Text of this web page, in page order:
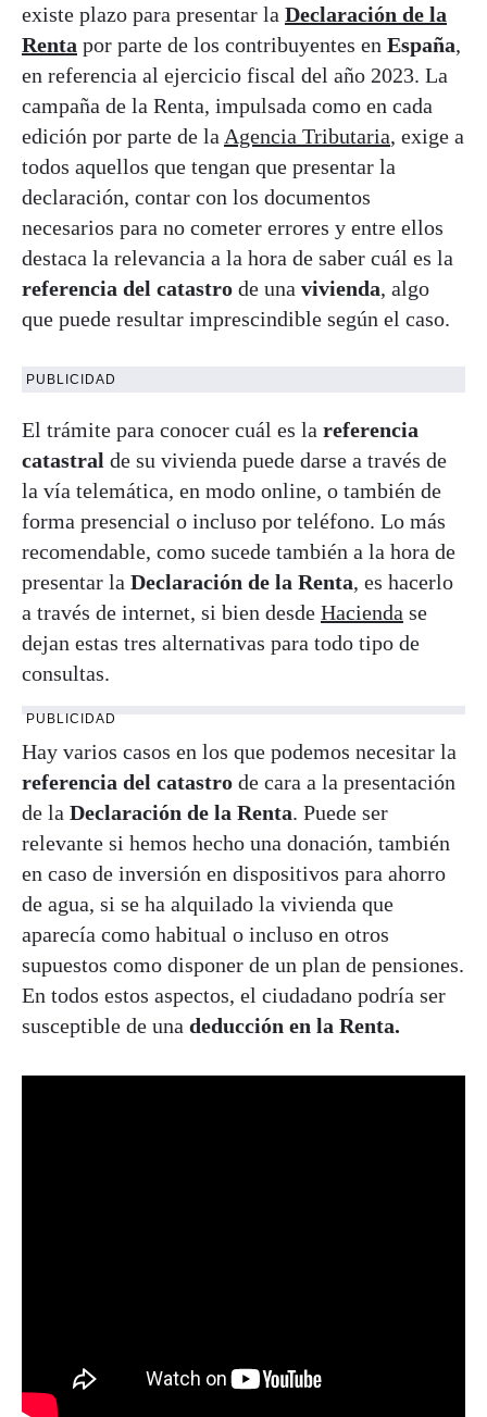
existe plazo para presentar la Declaración de la
Renta por parte de los contribuyentes en España,
en referencia al ejercicio fiscal del año 2023. La
campaña de la Renta, impulsada como en cada
edición por parte de la Agencia Tributaria, exige a
todos aquellos que tengan que presentar la
declaración, contar con los documentos
necesarios para no cometer errores y entre ellos
destaca la relevancia a la hora de saber cuál es la
referencia del catastro de una vivienda, algo
que puede resultar imprescindible según el caso.
PUBLICIDAD
El trámite para conocer cuál es la referencia
catastral de su vivienda puede darse a través de
la vía telemática, en modo online, o también de
forma presencial o incluso por teléfono. Lo más
recomendable, como sucede también a la hora de
presentar la Declaración de la Renta, es hacerlo
a través de internet, si bien desde Hacienda se
dejan estas tres alternativas para todo tipo de
consultas.
PUBLICIDAD
Hay varios casos en los que podemos necesitar la
referencia del catastro de cara a la presentación
de la Declaración de la Renta. Puede ser
relevante si hemos hecho una donación, también
en caso de inversión en dispositivos para ahorro
de agua, si se ha alquilado la vivienda que
aparecía como habitual o incluso en otros
supuestos como disponer de un plan de pensiones.
En todos estos aspectos, el ciudadano podría ser
susceptible de una deducción en la Renta.